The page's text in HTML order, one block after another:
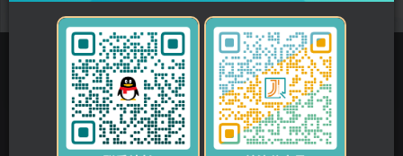
营销型环保节能智能空气净化器网站自适应手机端模板
绿色节能环保企业网站源码下载
网站源码 PbootCMS模板 正文